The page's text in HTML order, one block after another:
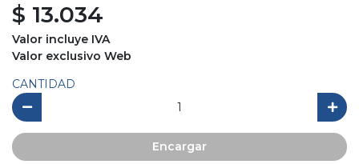
$ 13.034
Valor incluye IVA
Valor exclusivo Web
CANTIDAD
Encargar